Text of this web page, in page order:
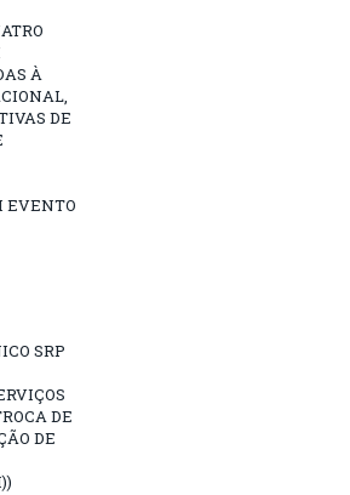
À
DE
EVENTO
SRP
DE
DE